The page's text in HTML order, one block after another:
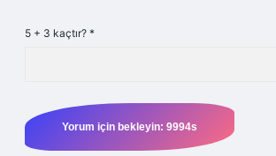
5 + 3 kaçtır? *